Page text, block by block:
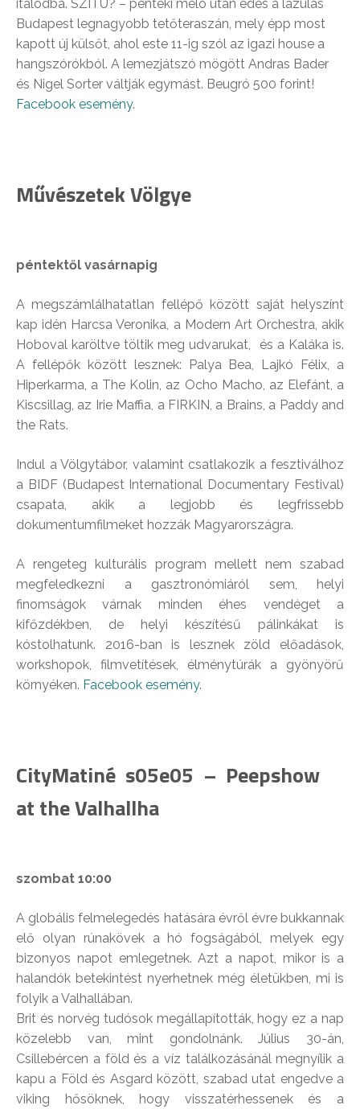
italodba. SZITU? – pénteki meló után édes a lazulás
Budapest legnagyobb tetőteraszán, mely épp most
kapott új külsőt, ahol este 11-ig szól az igazi house a
hangszórókból. A lemezjátszó mögött Andras Bader
és Nigel Sorter váltják egymást. Beugró 500 forint!
Facebook esemény.
Művészetek Völgye
péntektől vasárnapig
A megszámlálhatatlan fellépő között saját helyszínt
kap idén Harcsa Veronika, a Modern Art Orchestra, akik
Hoboval karöltve töltik meg udvarukat, és a Kaláka is.
A fellépők között lesznek: Palya Bea, Lajkó Félix, a
Hiperkarma, a The Kolin, az Ocho Macho, az Elefánt, a
Kiscsillag, az Irie Maffia, a FIRKIN, a Brains, a Paddy and
the Rats.
Indul a Völgytábor, valamint csatlakozik a fesztiválhoz
a BIDF (Budapest International Documentary Festival)
csapata, akik a legjobb és legfrissebb
dokumentumfilmeket hozzák Magyarországra.
A rengeteg kulturális program mellett nem szabad
megfeledkezni a gasztronómiáról sem, helyi
finomságok várnak minden éhes vendéget a
kifőzdékben, de helyi készítésű pálinkákat is
kóstolhatunk. 2016-ban is lesznek zöld előadások,
workshopok, filmvetítések, élménytúrák a gyönyörű
környéken. Facebook esemény.
CityMatiné s05e05 – Peepshow
at the Valhallha
szombat 10:00
A globális felmelegedés hatására évről évre bukkannak
elő olyan rúnakövek a hó fogságából, melyek egy
bizonyos napot emlegetnek. Azt a napot, mikor is a
halandók betekintést nyerhetnek még életükben, mi is
folyik a Valhallában.
Brit és norvég tudósok megállapították, hogy ez a nap
közelebb van, mint gondolnánk. Július 30-án,
Csillebércen a föld és a víz találkozásánál megnyílik a
kapu a Föld és Asgard között, szabad utat engedve a
viking hősöknek, hogy visszatérhessenek és a